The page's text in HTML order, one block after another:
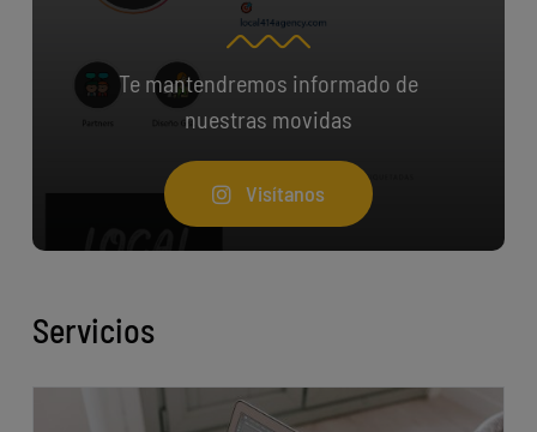
Te mantendremos informado de
nuestras movidas
Visítanos
Servicios